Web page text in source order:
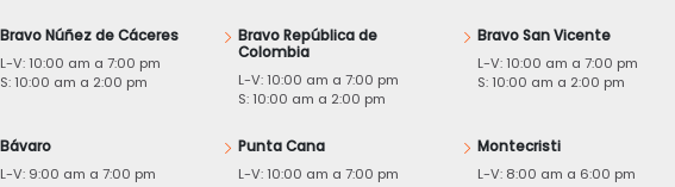
Bravo Núñez de Cáceres
L-V: 10:00 am a 7:00 pm
S: 10:00 am a 2:00 pm
Bravo República de
Colombia
L-V: 10:00 am a 7:00 pm
S: 10:00 am a 2:00 pm
Bravo San Vicente
L-V: 10:00 am a 7:00 pm
S: 10:00 am a 2:00 pm
Bávaro
L-V: 9:00 am a 7:00 pm
Punta Cana
L-V: 10:00 am a 7:00 pm
Montecristi
L-V: 8:00 am a 6:00 pm